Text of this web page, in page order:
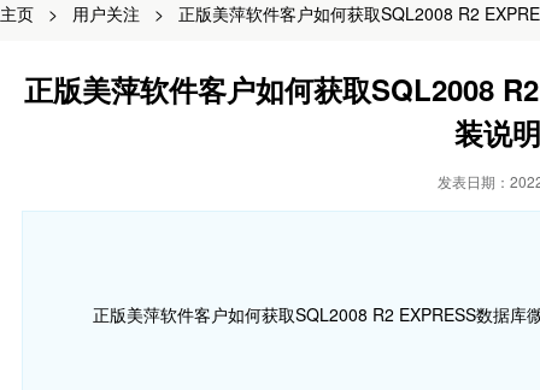
主页 > 用户关注 > 正版美萍软件客户如何获取SQL2008 R2
正版美萍软件客户如何获取SQL2008
装说
发表日期：
正版美萍软件客户如何获取SQL2008 R2 EXPRESS数据库